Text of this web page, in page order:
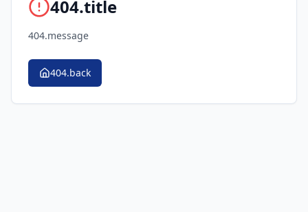
404.title
404.message
404.back